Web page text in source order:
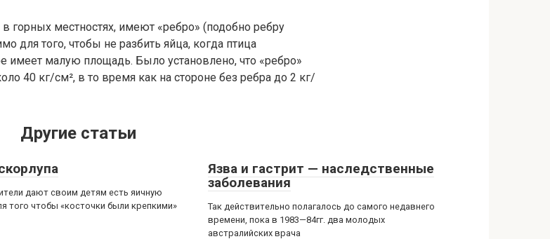
горных местностях, имеют «ребро» (подобно ребру
для того, чтобы не разбить яйца, когда птица
имеет малую площадь. Было установлено, что «ребро»
40 кг/см², в то время как на стороне без ребра до 2 кг/
Другие статьи
дают своим детям есть яичную
того чтобы «косточки были крепкими»
Язва и гастрит — наследственные
заболевания
Так действительно полагалось до самого недавнего
времени, пока в 1983—84гг. два молодых
австралийских врача